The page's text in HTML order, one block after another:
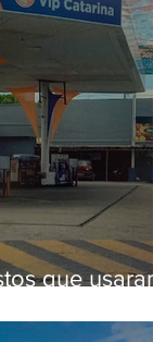
que usaram
em 2020